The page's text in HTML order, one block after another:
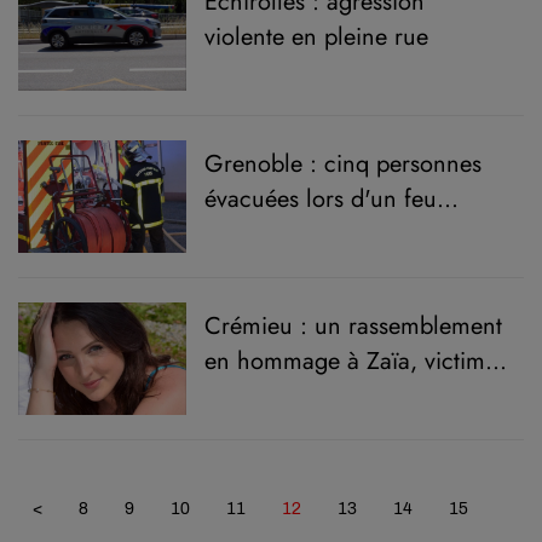
violente en pleine rue
Grenoble : cinq personnes
évacuées lors d'un feu
Crémieu : un rassemblement
en hommage à Zaïa, victime
< 8 9 10 11 12 13 14 15